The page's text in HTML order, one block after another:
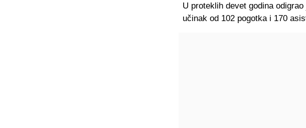
U proteklih devet godina
učinak od 102 pogotka i 170